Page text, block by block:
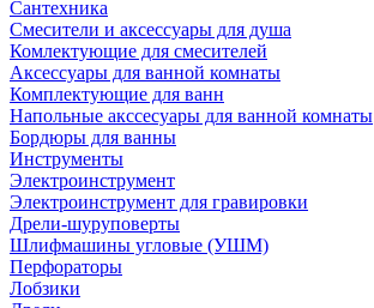
Сантехника
Смесители и аксессуары для душа
Комлектующие для смесителей
Аксессуары для ванной комнаты
Комплектующие для ванн
Напольные акссесуары для ванной комнаты
Бордюры для ванны
Инструменты
Электроинструмент
Электроинструмент для гравировки
Дрели-шуруповерты
Шлифмашины угловые (УШМ)
Перфораторы
Лобзики